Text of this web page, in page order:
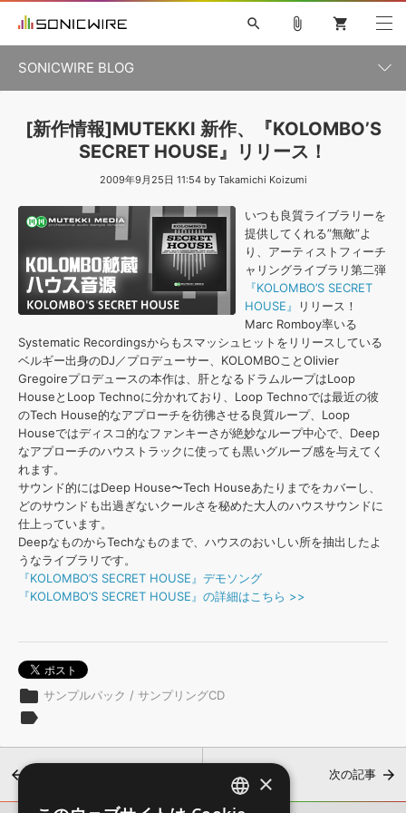
ソフト音源 »
プラグイン・エフェクト »
サンプルパック »
ソフトウェア／ツール »
DAW »
効果音 »
BGM »
特集 »
ニュースレター »
SONICWIREブログ »
製品サポート情報 »
DTMガイド »
FAQ »
お問い合わせ »
音楽カード製作サービス
楽曲配信流通サービス
無償のサウンド管理ソフト
次世代型ボーカル・エディタ
APS 映像のBGM・セリフを音声分離
SLS 音素材の制作・
search
初音ミク V4X 鏡音リン・レン V4X
巡音ルカ V4X
ボーカル抜き出し
MEIKO V3 KAITO V3
MASSIVE
シネマティック音源特集
EZdrummer2
KOTO NATION
ELECTRONICA EDM TRANCE ROUTER.FM
ソフト音源 プラグイン・エフェクト サンプルパック
効果音 BGM
attach_file shopping_cart
SONICWIRE BLOG
カテゴリ一覧
[新作情報]MUTEKKI 新作、『KOLOMBO’S
SECRET HOUSE』リリース！
2009年9月25日 11:54 by Takamichi Koizumi
いつも良質ライブラリーを
提供してくれる”無敵”よ
り、アーティストフィーチ
ャリングライブラリ第二弾
『KOLOMBO’S SECRET
HOUSE』
リリース！
Marc Romboy率いる
Systematic Recordingsからもスマッシュヒットをリリースしている
ベルギー出身のDJ／プロデューサー、KOLOMBOことOlivier
Gregoireプロデュースの本作は、肝となるドラムループはLoop
HouseとLoop Technoに分かれており、Loop Technoでは最近の彼
のTech House的なアプローチを彷彿させる良質ループ、Loop
Houseではディスコ的なファンキーさが絶妙なループ中心で、Deep
なアプローチのハウストラックに使っても黒いグルーブ感を与えてく
れます。
サウンド的にはDeep House〜Tech Houseあたりまでをカバーし、
どのサウンドも出過ぎないクールさを秘めた大人のハウスサウンドに
仕上っています。
DeepなものからTechなものまで、ハウスのおいしい所を抽出したよ
うなライブラリです。
『KOLOMBO’S SECRET HOUSE』デモソング
『KOLOMBO’S SECRET HOUSE』の詳細はこちら >>
folder サンプルパック / サンプリングCD
label
次の記事
×